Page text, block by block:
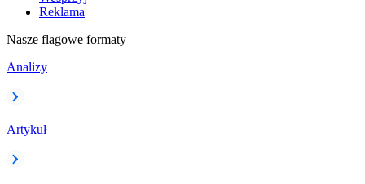
Reklama
Nasze flagowe formaty
Analizy
Artykuł